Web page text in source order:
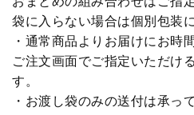
袋に入らない場合は個別包装
・通常商品よりお届けにお時
ご注文画面でご指定いただけ
す。
・お渡し袋のみの送付は承っ